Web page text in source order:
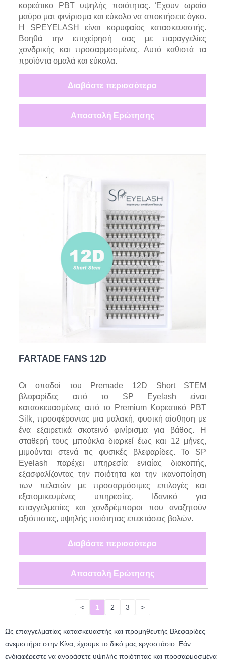
κορεάτικο PBT υψηλής ποιότητας. Έχουν ωραίο
μαύρο ματ φινίρισμα και εύκολο να αποκτήσετε όγκο.
Η SPEYELASH είναι κορυφαίος κατασκευαστής.
Βοηθά την επιχείρησή σας με παραγγελίες
χονδρικής και προσαρμοσμένες. Αυτό καθιστά τα
προϊόντα ομαλά και εύκολα.
Διαβάστε περισσότερα
Αποστολή Ερώτησης
FARTADE FANS 12D
Οι οπαδοί του Premade 12D Short STEM
βλεφαρίδες από το SP Eyelash είναι
κατασκευασμένες από το Premium Κορεατικό PBT
Silk, προσφέροντας μια μαλακή, φυσική αίσθηση με
ένα εξαιρετικά σκοτεινό φινίρισμα για βάθος. Η
σταθερή τους μπούκλα διαρκεί έως και 12 μήνες,
μιμούνται στενά τις φυσικές βλεφαρίδες. Το SP
Eyelash παρέχει υπηρεσία ενιαίας διακοπής,
εξασφαλίζοντας την ποιότητα και την ικανοποίηση
των πελατών με προσαρμόσιμες επιλογές και
εξατομικευμένες υπηρεσίες. Ιδανικό για
επαγγελματίες και χονδρέμποροι που αναζητούν
αξιόπιστες, υψηλής ποιότητας επεκτάσεις βολών.
Διαβάστε περισσότερα
Αποστολή Ερώτησης
< 1 2 3 >
Ως επαγγελματίας κατασκευαστής και προμηθευτής Βλεφαρίδες
ανεμιστήρα στην Κίνα, έχουμε το δικό μας εργοστάσιο. Εάν
ενδιαφέρεστε να αγοράσετε υψηλής ποιότητας και προσαρμοσμένα